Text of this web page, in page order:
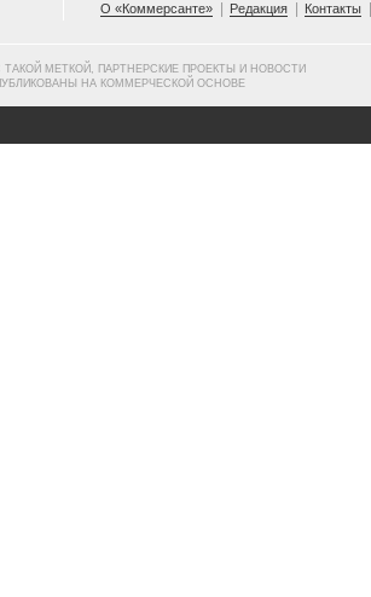
О «Коммерсанте»
Редакция Контакты
ТАКОЙ МЕТКОЙ, ПАРТНЕРСКИЕ ПРОЕКТЫ И НОВОСТИ
НА КОММЕРЧЕСКОЙ ОСНОВЕ